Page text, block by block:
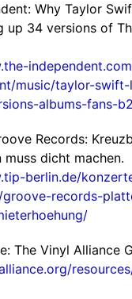
Why Taylor
up 34 versions of
music/taylor-
albums-fans-
Records:
muss dicht machen.
berlin.de/
records-
The Vinyl Alliance